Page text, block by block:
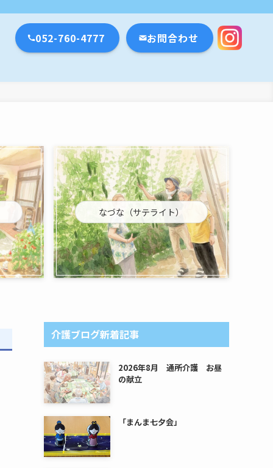
市・名古屋市
052-760-4777 お問合わせ
なづな（サテライト）
介護ブログ新着記事
2026年8月 通所介護 お昼
の献立
「まんま七夕会」